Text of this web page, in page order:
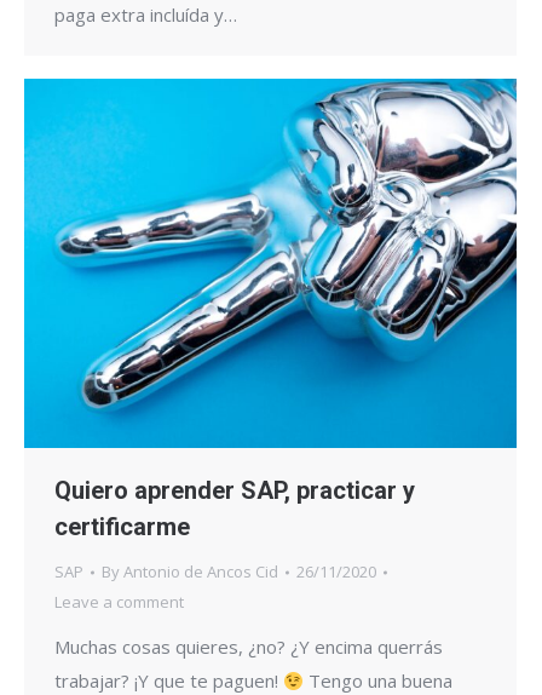
paga extra incluída y…
Quiero aprender SAP, practicar y
certificarme
SAP ByAntonio de Ancos Cid
26/11/2020
Leave a comment
Muchas cosas quieres, ¿no? ¿Y encima querrás
trabajar? ¡Y que te paguen!
Tengo una buena